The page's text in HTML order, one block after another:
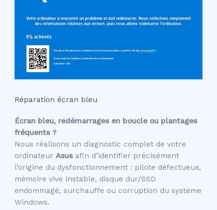
Réparation écran bleu
Écran bleu, redémarrages en boucle ou plantages
fréquents ?
Nous réalisons un diagnostic complet de votre
ordinateur Asusafin d’identifier précisément
l’origine du dysfonctionnement : pilote défectueux,
mémoire vive instable, disque dur/SSD
endommagé, surchauffe ou corruption du système
Windows.